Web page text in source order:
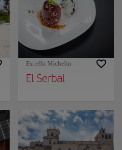
Estrella Michelin
El Serbal